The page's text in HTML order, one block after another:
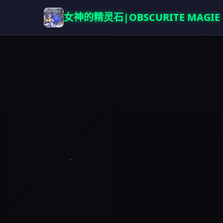
女神的精灵石|OBSCURITE MAGIE